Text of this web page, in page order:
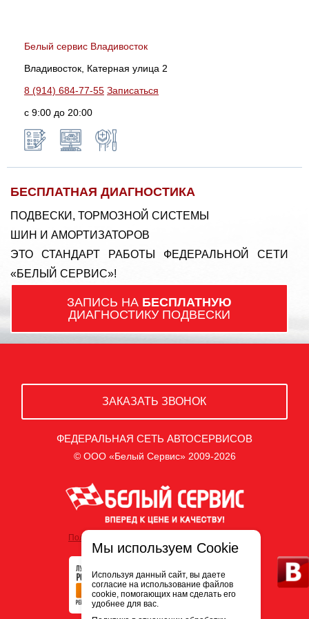
Белый сервис Владивосток
Владивосток, Катерная улица 2
8 (914) 684-77-55 Записаться
с 9:00 до 20:00
БЕСПЛАТНАЯ ДИАГНОСТИКА
ПОДВЕСКИ, ТОРМОЗНОЙ СИСТЕМЫ
ШИН И АМОРТИЗАТОРОВ
ЭТО СТАНДАРТ РАБОТЫ ФЕДЕРАЛЬНОЙ СЕТИ
«БЕЛЫЙ СЕРВИС»!
ЗАПИСЬ НА БЕСПЛАТНУЮ
ДИАГНОСТИКУ ПОДВЕСКИ
ЗАКАЗАТЬ ЗВОНОК
ФЕДЕРАЛЬНАЯ СЕТЬ АВТОСЕРВИСОВ
© ООО «Белый Сервис» 2009-2026
Политика обработки персональных данных
Мы используем Cookie
Используя данный сайт, вы даете
согласие на использование файлов
cookie, помогающих нам сделать его
удобнее для вас.